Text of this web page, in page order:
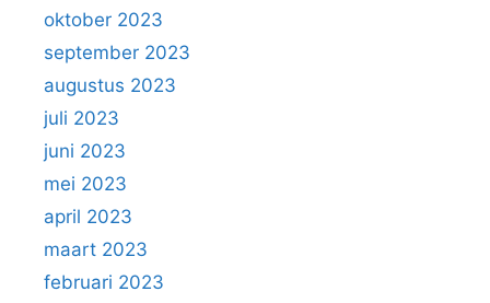
oktober 2023
september 2023
augustus 2023
juli 2023
juni 2023
mei 2023
april 2023
maart 2023
februari 2023